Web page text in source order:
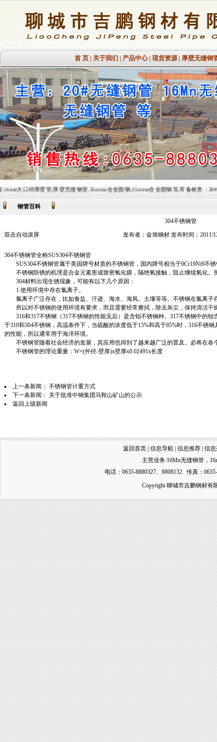
首 页| 关于我们 | 产品中心| 现货资源| 厚壁无缝钢
大口径厚壁管,厚壁无缝钢管,35crmo合金圆钢,15crmo合金圆钢等,常备材质：
钢管百科
304不锈钢管
双击自动滚屏
发布者：金旭钢材 发布时间：2011/
304不锈钢管全称SUS304不锈钢管
SUS304不锈钢管属于美国牌号材质的不锈钢管，国内牌号相当于0Cr19Ni9不锈
不锈钢防锈的机理是合金元素形成致密氧化膜，隔绝氧接触，阻止继续氧化。
304材料出现生锈现象，可能有以下几个原因：
1.使用环境中存在氯离子。
氯离子广泛存在，比如食盐、汗迹、海水、海风、土壤等等。不锈钢在氯离子
所以对不锈钢的使用环境有要求，而且需要经常擦拭，除去灰尘，保持清洁干
316和317不锈钢（317不锈钢的性能见后）是含钼不锈钢种。317不锈钢中的钼
于310和304不锈钢，高温条件下，当硫酸的浓度低于15%和高于85%时，316不锈
的性能，所以通常用于海洋环境。
不锈钢管随着社会经济的发展，其应用也得到了越来越广泛的普及。必将在各
不锈钢管的理论重量：W=(外径-壁厚)x壁厚x0.02491x长度
上一条新闻： 不锈钢管计重方式
下一条新闻：
关于批准中钢集团马鞍山矿山的公示
返回上级新闻
返回首页 信息导航 信息推荐 信
主营业务:16Mn无缝钢管，
电话：0635-8880327、8808132 传真：
Copyright 聊城市吉鹏钢材